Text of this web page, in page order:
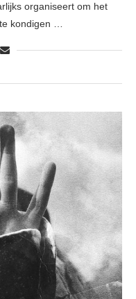
organiseert om het
kondigen …